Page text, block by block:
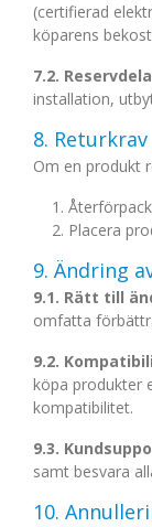
(certifierad
köparens
7.2.
installation,
8. Returkrav
Om en produkt
Placera
9. Ändring
9.1. Rätt till
omfatta
9.2.
köpa produkter
kompatibilitet.
9.3.
samt besvara
10.